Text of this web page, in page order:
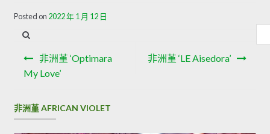
Posted on 2022 年 1 月 12 日
文
章
導
覽
非洲堇 ‘Optimara
My Love’
非洲堇 ‘LE Aisedora’
容
非洲堇 AFRICAN VIOLET